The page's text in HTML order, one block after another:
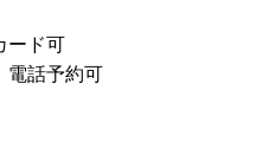
ード可
電話予約可